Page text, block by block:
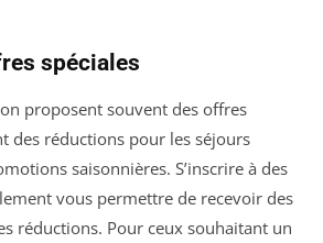
spéciales
proposent souvent des offres
des réductions pour les séjours
saisonnières. S’inscrire à des
vous permettre de recevoir des
réductions. Pour ceux souhaitant un